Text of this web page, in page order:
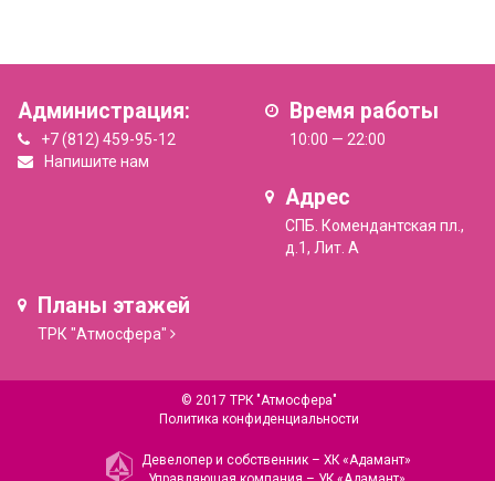
Администрация:
+7 (812) 459-95-12
Напишите нам
Время работы
10:00 — 22:00
Адрес
СПБ. Комендантская пл.,
д.1, Лит. А
Планы этажей
ТРК "Атмосфера"
© 2017 ТРК "Атмосфера"
Политика конфиденциальности
Девелопер и собственник – ХК «Адамант»